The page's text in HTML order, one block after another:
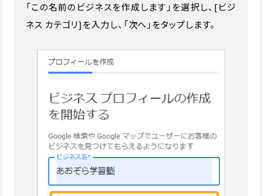
「この名前のビジネスを作成します」を選択し、[ビジ
ネス カテゴリ]を入力し、「次へ」をタップします。